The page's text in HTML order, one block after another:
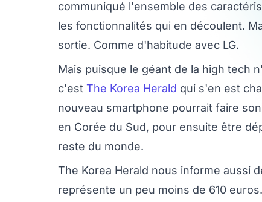
communiqué l'ensemble des
les fonctionnalités qui en découlent.
sortie. Comme d'habitude avec LG.
Mais puisque le géant de la high tech
c'est The Korea Herald qui s'en est
nouveau smartphone pourrait faire
en Corée du Sud, pour ensuite être
reste du monde.
The Korea Herald nous informe aussi
représente un peu moins de 610